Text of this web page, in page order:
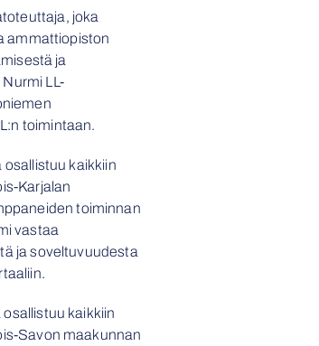
joka
ammattiopiston
ja
LL-
toimintaan.
kaikkiin
Karjalan
toiminnan
vastaa
ja soveltuvuudesta
kaikkiin
Savon maakunnan